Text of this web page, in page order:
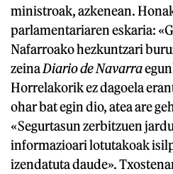
ministroak, azkenean.
parlamentariaren eskaria:
Nafarroako hezkuntzari
zeinaDiario de Navarra
Horrelakorik ez dagoela
ohar bat egin dio, atea are
«Segurtasun zerbitzuen
informazioari lotutakoak
izendatuta daude».